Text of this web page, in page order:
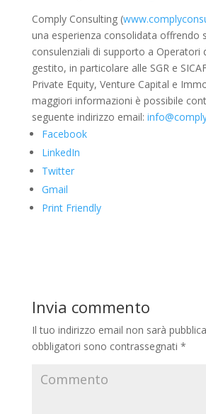
Comply Consulting (
una esperienza consolidata offrendo
consulenziali di supporto a Operatori
gestito, in particolare alle SGR e
Private Equity, Venture Capital e
maggiori informazioni è possibile
seguente indirizzo email:
Facebook
LinkedIn
Twitter
Gmail
Print Friendly
Invia commento
Il tuo indirizzo email non sarà
obbligatori sono contrassegnati *